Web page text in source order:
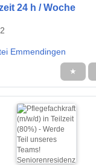
24 h / Woche
Emmendingen
★